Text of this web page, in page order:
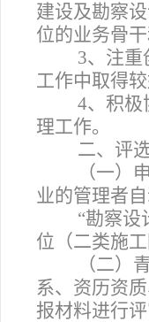
建设及勘察
位的业务骨干
3、注重
工作中取得
4、积极
理工作。
二、评
（一）
业的管理者
“勘察设
位（二类施
（二）
系、资历资
报材料进行